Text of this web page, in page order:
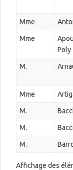
Mme
Mme
Poly
M.
Mme
M.
M. Bacci
M.
Affichage des